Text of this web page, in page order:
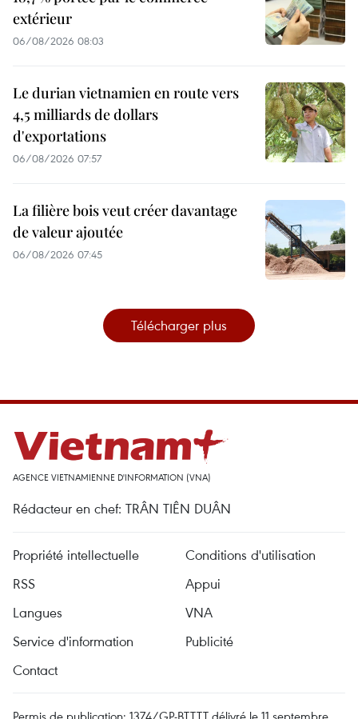
extérieur
06/08/2026 08:03
Le durian vietnamien en route vers
4,5 milliards de dollars
d'exportations
06/08/2026 07:57
La filière bois veut créer davantage
de valeur ajoutée
06/08/2026 07:45
Télécharger plus
AGENCE VIETNAMIENNE D'INFORMATION (VNA)
Rédacteur en chef: TRÂN TIÊN DUÂN
Propriété intellectuelle
Conditions d'utilisation
RSS
Appui
Langues
VNA
Service d'information
Publicité
Contact
Permis de publication: 1374/GP-BTTTT délivré le 11 septembre